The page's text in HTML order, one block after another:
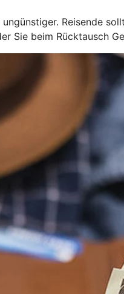
Reisende
Sie beim Rücktausch